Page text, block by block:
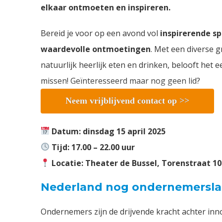
elkaar ontmoeten en inspireren.
Bereid je voor op een avond vol inspirerende
waardevolle ontmoetingen. Met een diverse
natuurlijk heerlijk eten en drinken, belooft het
missen! Geïnteresseerd maar nog geen lid?
Neem vrijblijvend contact op >>
Datum: dinsdag 15 april 2025
Tijd: 17.00 – 22.00 uur
Locatie: Theater de Bussel, Torenstraat
Nederland nog
Ondernemers zijn de drijvende kracht achter